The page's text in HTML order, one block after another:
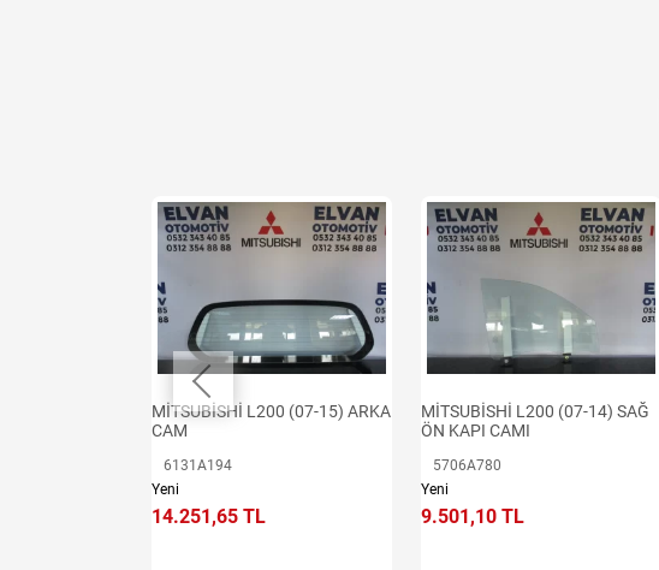
MİTSUBİSHİ L200 (07-15) ARKA
CAM
6131A194
Yeni
14.251,65 TL
MİTSUBİSHİ L200 (07-14) SAĞ
ÖN KAPI CAMI
5706A780
Yeni
9.501,10 TL